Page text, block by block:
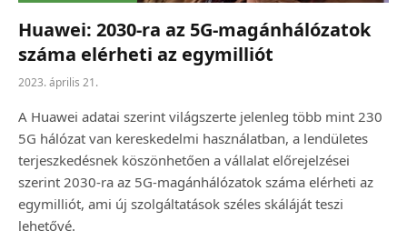
Huawei: 2030-ra az 5G-magánhálózatok
száma elérheti az egymilliót
2023. április 21.
A Huawei adatai szerint világszerte jelenleg több mint 230
5G hálózat van kereskedelmi használatban, a lendületes
terjeszkedésnek köszönhetően a vállalat előrejelzései
szerint 2030-ra az 5G-magánhálózatok száma elérheti az
egymilliót, ami új szolgáltatások széles skáláját teszi
lehetővé.